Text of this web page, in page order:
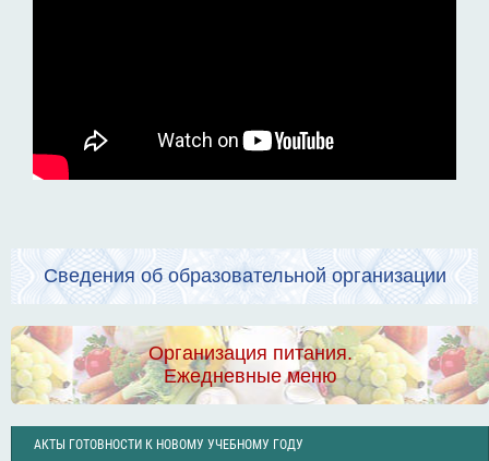
Сведения об образовательной организации
Организация питания.
Ежедневные меню
АКТЫ ГОТОВНОСТИ К НОВОМУ УЧЕБНОМУ ГОДУ